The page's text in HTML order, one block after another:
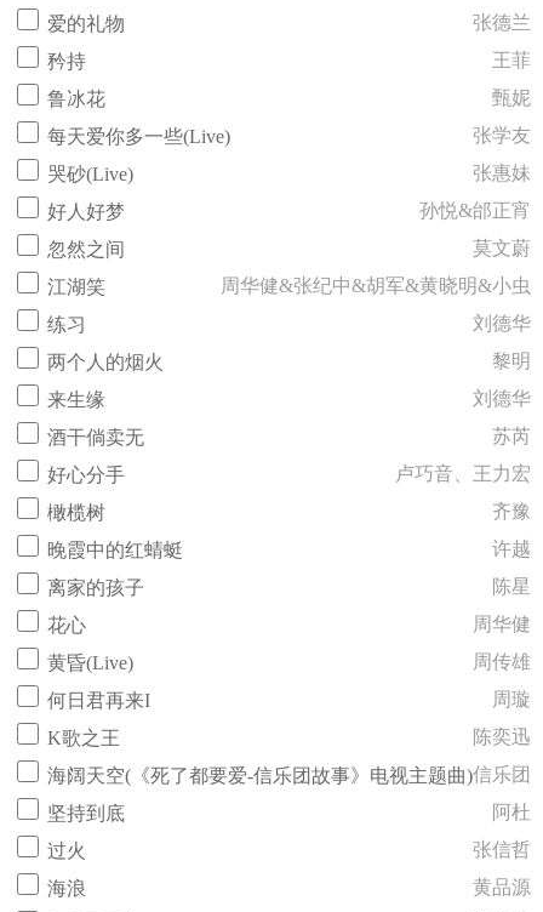
爱的礼物
张德兰
矜持
王菲
鲁冰花
甄妮
每天爱你多一些(Live)
张学友
哭砂(Live)
张惠妹
好人好梦
孙悦&邰正宵
忽然之间
莫文蔚
江湖笑
周华健&张纪中&胡军&黄晓明&小虫
练习
刘德华
两个人的烟火
黎明
来生缘
刘德华
酒干倘卖无
苏芮
好心分手
卢巧音、王力宏
橄榄树
齐豫
晚霞中的红蜻蜓
许越
离家的孩子
陈星
花心
周华健
黄昏(Live)
周传雄
何日君再来I
周璇
K歌之王
陈奕迅
海阔天空(《死了都要爱-信乐团故事》电视主题曲)信乐团
坚持到底
阿杜
过火
张信哲
海浪
黄品源